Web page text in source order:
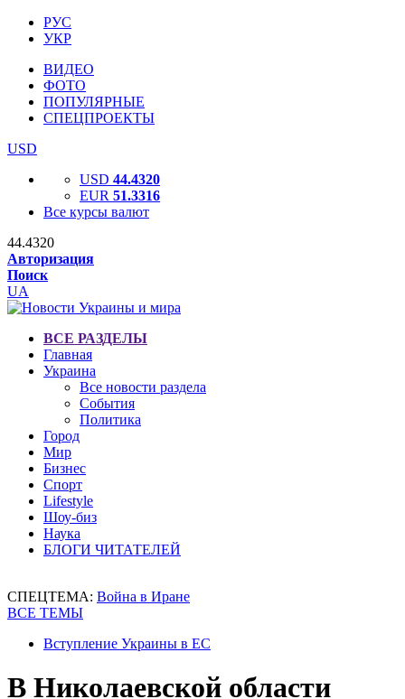
РУС
УКР
ВИДЕО
ФОТО
ПОПУЛЯРНЫЕ
СПЕЦПРОЕКТЫ
USD
USD 44.4320
EUR 51.3316
Все курсы валют
44.4320
Авторизация
Поиск
UA
ВСЕ РАЗДЕЛЫ
Главная
Украина
Все новости раздела
События
Политика
Город
Мир
Бизнес
Спорт
Lifestyle
Шоу-биз
Наука
БЛОГИ ЧИТАТЕЛЕЙ
СПЕЦТЕМА: Война в Иране
ВСЕ ТЕМЫ
Вступление Украины в ЕС
В Николаевской области